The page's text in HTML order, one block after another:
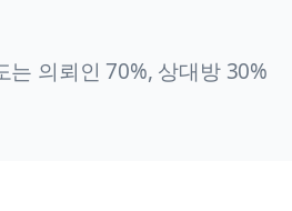
는 의뢰인 70%, 상대방 30%